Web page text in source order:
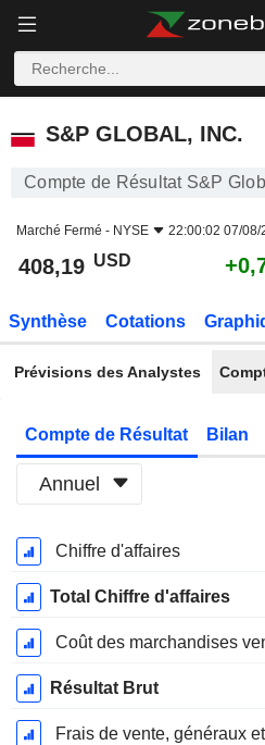
S&P GLOBAL, INC.
S&P GLOBAL, INC.
Compte de Résultat S&P
Marché Fermé - NYSE 22:00:02 07/08/
408,19 USD
Synthèse Cotations
Prévisions des Analystes
Compte de Résultat Bilan
Annuel
Période
Fiscale:
Décembre
Chiffre d'affaires
Total Chiffre d'affaires
Coût des marchandises
Résultat Brut
Frais de vente, généraux